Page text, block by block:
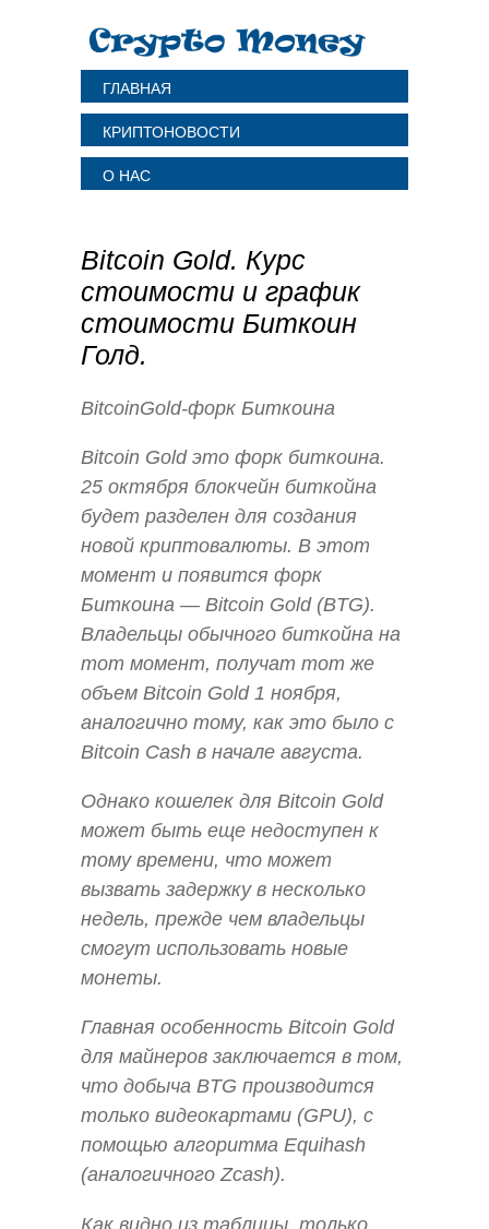
ГЛАВНАЯ
КРИПТОНОВОСТИ
О НАС
Bitcoin Gold. Курс
стоимости и график
стоимости Биткоин
Голд.
BitcoinGold-форк Биткоина
Bitcoin Gold это форк биткоина.
25 октября блокчейн биткойна
будет разделен для создания
новой криптовалюты. В этот
момент и появится форк
Биткоина — Bitcoin Gold (BTG).
Владельцы обычного биткойна на
тот момент, получат тот же
объем Bitcoin Gold 1 ноября,
аналогично тому, как это было с
Bitcoin Cash в начале августа.
Однако кошелек для Bitcoin Gold
может быть еще недоступен к
тому времени, что может
вызвать задержку в несколько
недель, прежде чем владельцы
смогут использовать новые
монеты.
Главная особенность Bitcoin Gold
для майнеров заключается в том,
что добыча BTG производится
только видеокартами (GPU), с
помощью алгоритма Equihash
(аналогичного Zcash).
Как видно из таблицы, только